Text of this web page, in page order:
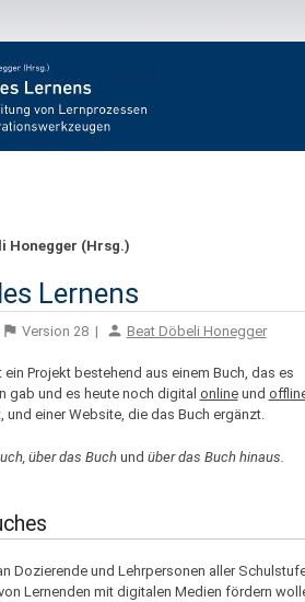
Honegger (Hrsg.)
Lernens
Version 28 | Beat Döbeli Honegger
Projekt bestehend aus einem Buch, das es
gab und es heute noch digital onlineund
einer Website, die das Buch ergänzt.
über das Buchund über das Buch hinaus.
Dozierende und Lehrpersonen aller
Lernenden mit digitalen Medien fördern